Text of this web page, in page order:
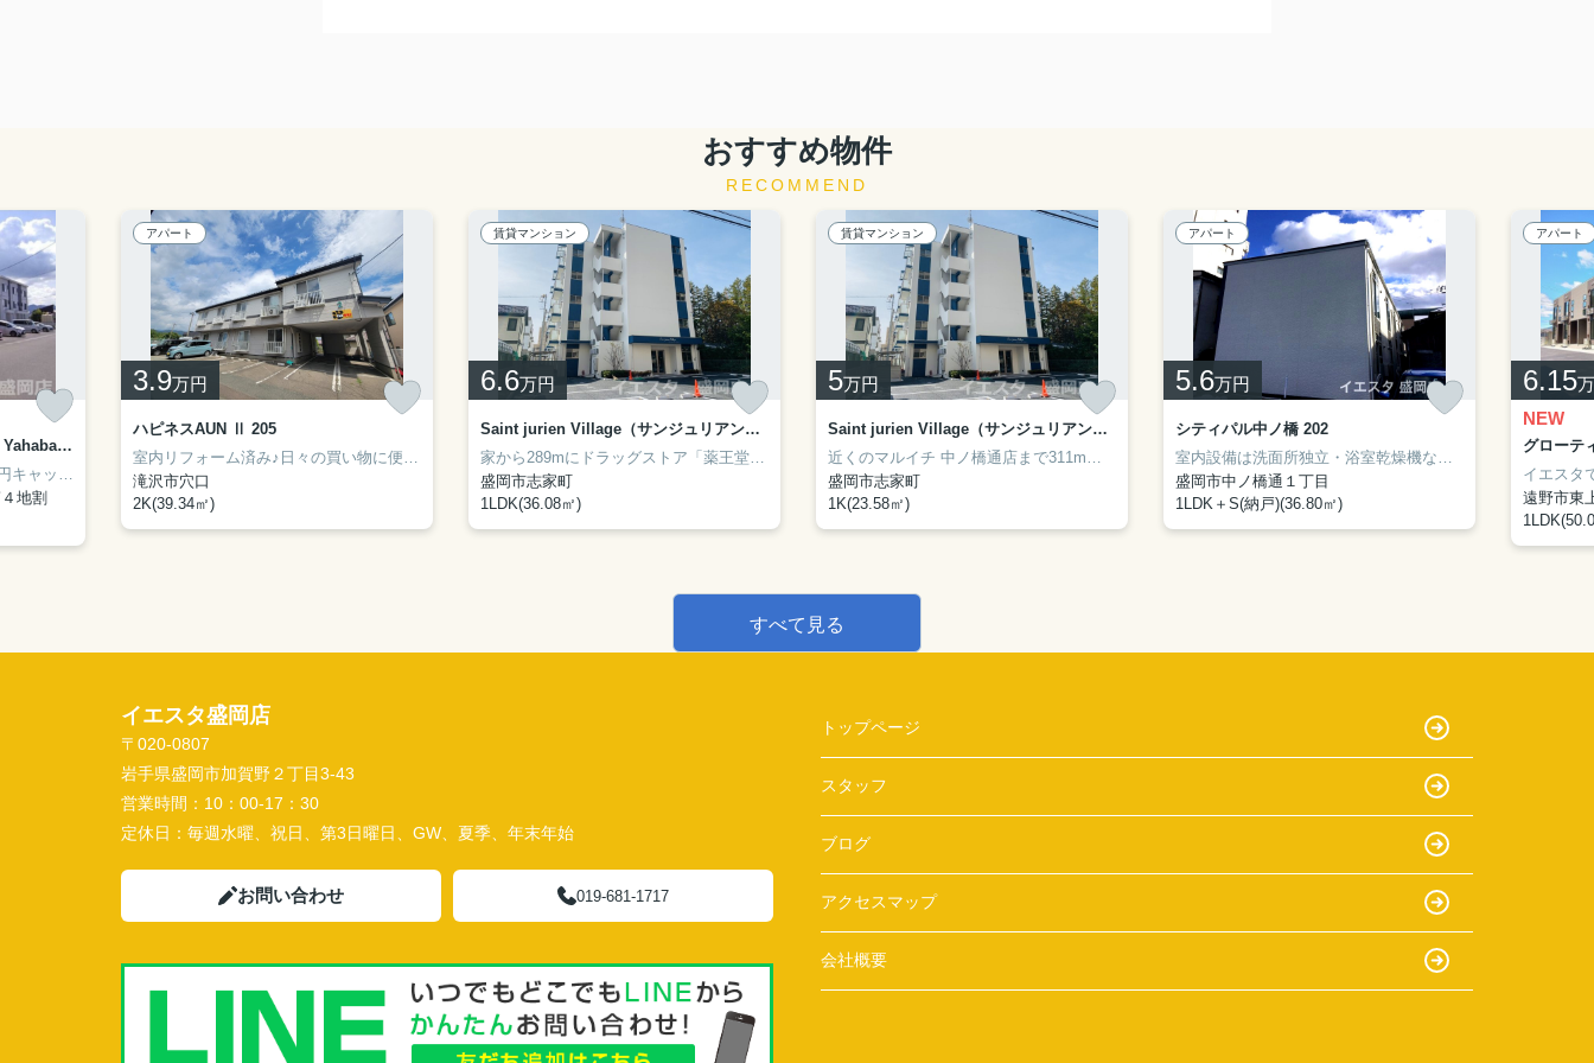
おすすめ物件
RECOMMEND
スカイ シティ ヤハバ(Sky City Yahaba) A302
イエスタでご成約の方に12000円キャッシュバック！ホームセンター「ホームセンターサンデー 矢巾店」まで、徒歩3分！ぜひ一度見ていただきたい、「スカイ シティ ヤハバ(Sky City Yahaba)」です！紫波郡矢巾町や東北本線矢幅付近でのお部屋探しは当社にお任せください！お気に入りのお部屋で快適な新生活を始めましょう(#^^#)
地割
アパート
3.9万円
ハピネスAUN Ⅱ 205
室内リフォーム済み♪日々の買い物に便利なスーパーセンタートライアル滝沢店まで徒歩10分(750ｍ)！室内設備はエアコン・ネット使用料不要などが揃っており、とても充実しています♪ペット好きのお客様には嬉しい、ペット相談可能な物件です♪イチオシ物件情報：「ハピネスAUN Ⅱ」♪イエスタ盛岡店がご案内するのが、滝沢市にある賃貸住宅情報です♪お部屋探しをサポートさせてください(#^^#)
滝沢市穴口
2K(39.34㎡)
賃貸マンション
6.6万円
Saint jurien Village（サンジュリアン・ヴィラージュ） 103
家から289mにドラッグストア「薬王堂 盛岡山王店」があります◎インターネットが繋がっているお住まい、回線快適です◎Saint jurien Village（サンジュリアン・ヴィラージュ）の物件情報をお探しならお気軽にお問い合わせください◎盛岡市に住む予定の方は、019-681-1717からお気軽にイエスタ 盛岡店にご相談ください！
盛岡市志家町
1LDK(36.08㎡)
賃貸マンション
5万円
Saint jurien Village（サンジュリアン・ヴィラージュ） 101
近くのマルイチ 中ノ橋通店まで311mで行けます！新たな回線工事が必要ない、経済的なネット回線工事済み物件です！こだわりポイント満載のSaint jurien Village（サンジュリアン・ヴィラージュ）！ご来店予約やご質問などは019-681-1717から承っております！まずはお気軽にイエスタ 盛岡店までお問い合わせください(*^_^*)
盛岡市志家町
1K(23.58㎡)
アパート
5.6万円
シティパル中ノ橋 202
室内設備は洗面所独立・浴室乾燥機など充実した設備を備え付けています♪TVインターフォン付きの、セキュリティに配慮したアパートです♪収納はクロゼット・シューズボックスなど豊富なので、衣類や履き物の整理がしやすく便利です♪盛岡市の賃貸情報は私どもにお任せください♪東北本線仙北町周辺の賃貸も種類豊富にございます♪お電話でのお問い合わせは019-681-1717まで(*^^*)
盛岡市中ノ橋通１丁目
1LDK＋S(納戸)(36.80㎡)
アパート
6.15
NEW
グローテ
遠野市東
すべて見る
イエスタ盛岡店
〒020-0807
岩手県盛岡市加賀野２丁目3-43
営業時間： 10：00-17：30
定休日： 毎週水曜、祝日、第3日曜日、GW、夏季、年末年始
お問い合わせ 019-681-1717
トップページ
スタッフ
ブログ
アクセスマップ
会社概要